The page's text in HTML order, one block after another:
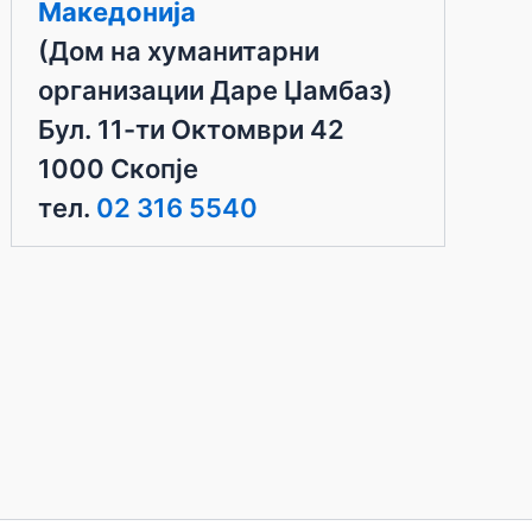
Македонија
(Дом на хуманитарни
организации Даре Џамбаз)
Бул. 11-ти Октомври 42
1000 Скопје
тел. 02 316 5540